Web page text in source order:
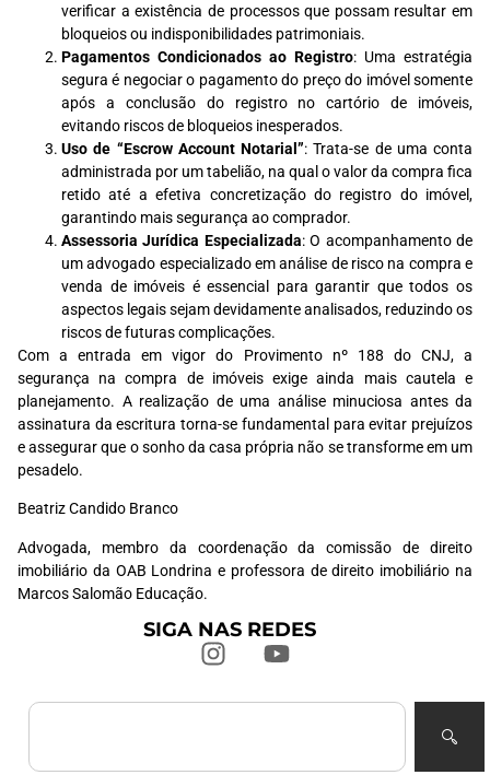
verificar a existência de processos que possam resultar em
bloqueios ou indisponibilidades patrimoniais.
Pagamentos Condicionados ao Registro: Uma estratégia
segura é negociar o pagamento do preço do imóvel somente
após a conclusão do registro no cartório de imóveis,
evitando riscos de bloqueios inesperados.
Uso de “Escrow Account Notarial”: Trata-se de uma conta
administrada por um tabelião, na qual o valor da compra fica
retido até a efetiva concretização do registro do imóvel,
garantindo mais segurança ao comprador.
Assessoria Jurídica Especializada: O acompanhamento de
um advogado especializado em análise de risco na compra e
venda de imóveis é essencial para garantir que todos os
aspectos legais sejam devidamente analisados, reduzindo os
riscos de futuras complicações.
Com a entrada em vigor do Provimento nº 188 do CNJ, a
segurança na compra de imóveis exige ainda mais cautela e
planejamento. A realização de uma análise minuciosa antes da
assinatura da escritura torna-se fundamental para evitar prejuízos
e assegurar que o sonho da casa própria não se transforme em um
pesadelo.
Beatriz Candido Branco
Advogada, membro da coordenação da comissão de direito
imobiliário da OAB Londrina e professora de direito imobiliário na
Marcos Salomão Educação.
SIGA NAS REDES